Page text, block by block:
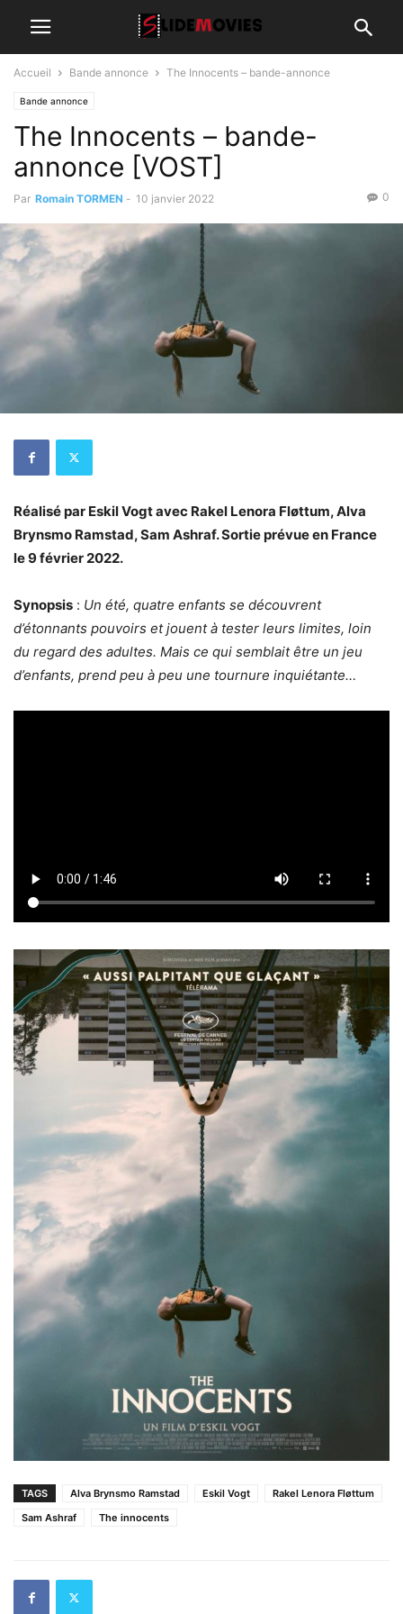
Accueil Bande annonce The Innocents – bande-annonce
Bande annonce
The Innocents – bande-
annonce [VOST]
Par Romain TORMEN - 10 janvier 2022 0
Réalisé par Eskil Vogt avec Rakel Lenora Fløttum, Alva
Brynsmo Ramstad, Sam Ashraf. Sortie prévue en France
le 9 février 2022.
Synopsis : Un été, quatre enfants se découvrent
d’étonnants pouvoirs et jouent à tester leurs limites, loin
du regard des adultes. Mais ce qui semblait être un jeu
d’enfants, prend peu à peu une tournure inquiétante…
TAGS Alva Brynsmo Ramstad Eskil Vogt
Rakel Lenora Fløttum
Sam Ashraf
The innocents